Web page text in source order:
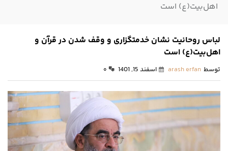
اهل‌بیت(ع) است
لباس روحانیت نشان خدمتگزاری و وقف شدن در قرآن و
اهل‌بیت(ع) است
توسط arash erfan اسفند 15, 1401 ۰